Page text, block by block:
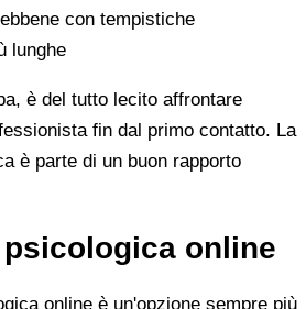
con tempistiche
lunghe
è del tutto lecito affrontare
fin dal primo contatto. La
è parte di un buon rapporto
online
online è un'opzione sempre più